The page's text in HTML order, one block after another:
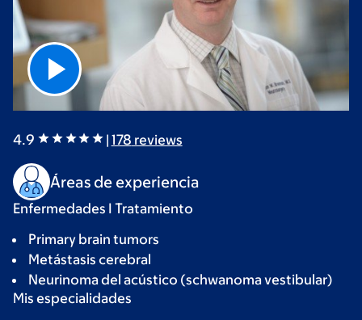
4.9 | 178 reviews
Áreas de experiencia
Enfermedades I Tratamiento
Primary brain tumors
Metástasis cerebral
Neurinoma del acústico (schwanoma vestibular)
Mis especialidades